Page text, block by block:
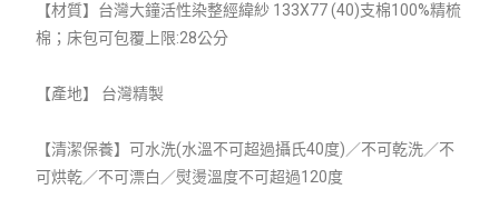
【材質】 台灣大鐘活性染整經緯紗 133X77 (40)支棉100%精梳
棉； 床包可包覆上限:28公分
【產地】 台灣精製
【清潔保養】可水洗(水溫不可超過攝氏40度)／不可乾洗／不
可烘乾／不可漂白／熨燙溫度不可超過120度